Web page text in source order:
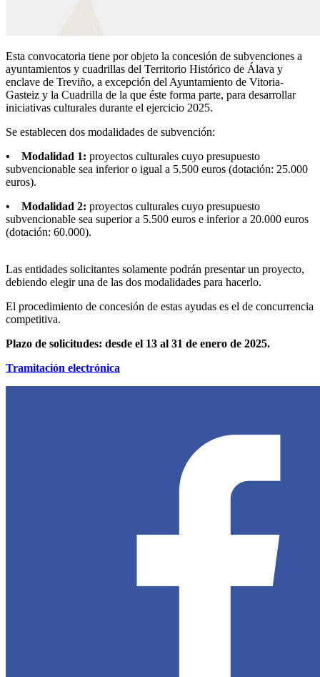
Esta convocatoria tiene por objeto la concesión de subvenciones a
ayuntamientos y cuadrillas del Territorio Histórico de Álava y
enclave de Treviño, a excepción del Ayuntamiento de Vitoria-
Gasteiz y la Cuadrilla de la que éste forma parte, para desarrollar
iniciativas culturales durante el ejercicio 2025.
Se establecen dos modalidades de subvención:
• Modalidad 1: proyectos culturales cuyo presupuesto
subvencionable sea inferior o igual a 5.500 euros (dotación: 25.000
euros).
• Modalidad 2: proyectos culturales cuyo presupuesto
subvencionable sea superior a 5.500 euros e inferior a 20.000 euros
(dotación: 60.000).
Las entidades solicitantes solamente podrán presentar un proyecto,
debiendo elegir una de las dos modalidades para hacerlo.
El procedimiento de concesión de estas ayudas es el de concurrencia
competitiva.
Plazo de solicitudes: desde el 13 al 31 de enero de 2025.
Tramitación electrónica